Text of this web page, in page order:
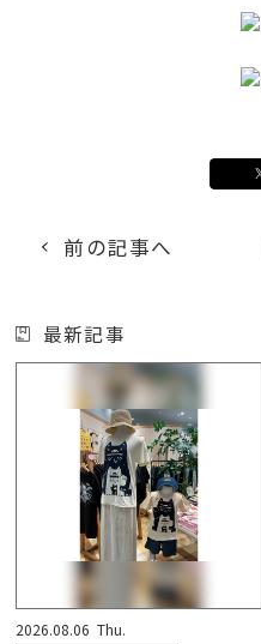
前の記事へ
最新記事
2026.08.06 Thu.